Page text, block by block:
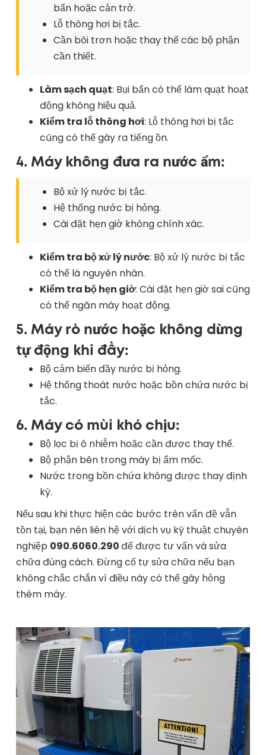
bẩn hoặc cản trở.
Lỗ thông hơi bị tắc.
Cần bôi trơn hoặc thay thế các bộ phận
cần thiết.
Làm sạch quạt: Bụi bẩn có thể làm quạt hoạt
động không hiệu quả.
Kiểm tra lỗ thông hơi: Lỗ thông hơi bị tắc
cũng có thể gây ra tiếng ồn.
4. Máy không đưa ra nước ẩm:
Bộ xử lý nước bị tắc.
Hệ thống nước bị hỏng.
Cài đặt hẹn giờ không chính xác.
Kiểm tra bộ xử lý nước: Bộ xử lý nước bị tắc
có thể là nguyên nhân.
Kiểm tra bộ hẹn giờ: Cài đặt hẹn giờ sai cũng
có thể ngăn máy hoạt động.
5. Máy rò nước hoặc không dừng
tự động khi đầy:
Bộ cảm biến đầy nước bị hỏng.
Hệ thống thoát nước hoặc bồn chứa nước bị
tắc.
6. Máy có mùi khó chịu:
Bộ lọc bị ô nhiễm hoặc cần được thay thế.
Bộ phận bên trong máy bị ẩm mốc.
Nước trong bồn chứa không được thay định
kỳ.
Nếu sau khi thực hiện các bước trên vấn đề vẫn
tồn tại, bạn nên liên hệ với dịch vụ kỹ thuật chuyên
nghiệp 090.6060.290để được tư vấn và sửa
chữa đúng cách. Đừng cố tự sửa chữa nếu bạn
không chắc chắn vì điều này có thể gây hỏng
thêm máy.